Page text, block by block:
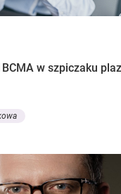
w szpiczaku